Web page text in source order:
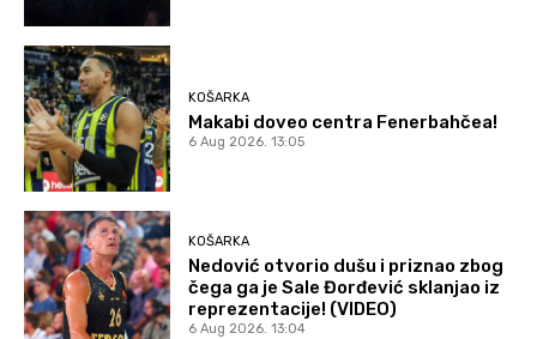
KOŠARKA
Makabi doveo centra Fenerbahčea!
6 Aug 2026. 13:05
KOŠARKA
Nedović otvorio dušu i priznao zbog
čega ga je Sale Đorđević sklanjao iz
reprezentacije! (VIDEO)
6 Aug 2026. 13:04